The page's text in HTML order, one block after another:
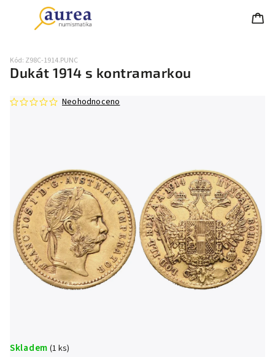
Dukát 1914 s kontramarkou
Kód: Z98C-1914.PUNC
Neohodnoceno
Skladem (1 ks)